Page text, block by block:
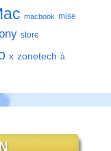
macbook mise
store
x zonetech à